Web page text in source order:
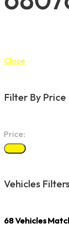
Close
Filter By Price
Price:
Vehicles
68Vehicles